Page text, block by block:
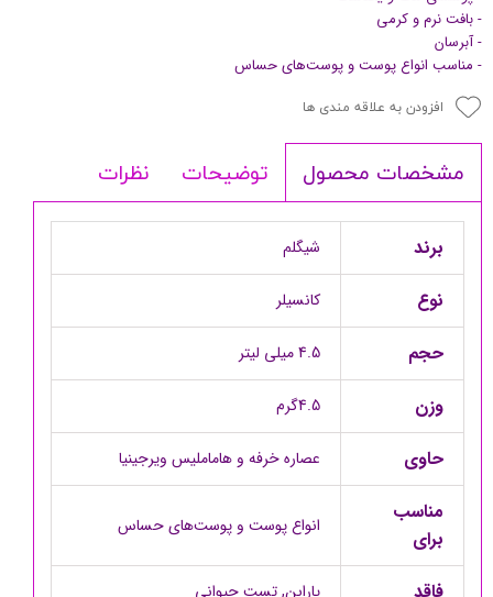
- بافت نرم و کرمی
- آبرسان
- مناسب انواع پوست و پوست‌های حساس
افزودن به علاقه مندی ها
مشخصات محصول توضیحات نظرات
برند شیگلم
نوع کانسیلر
حجم 4.5 میلی لیتر
وزن 4.5گرم
حاوی عصاره خرفه و هاماملیس ویرجینیا
مناسب
برای
انواع پوست و پوست‌های حساس
پارابن, تست حیوانی